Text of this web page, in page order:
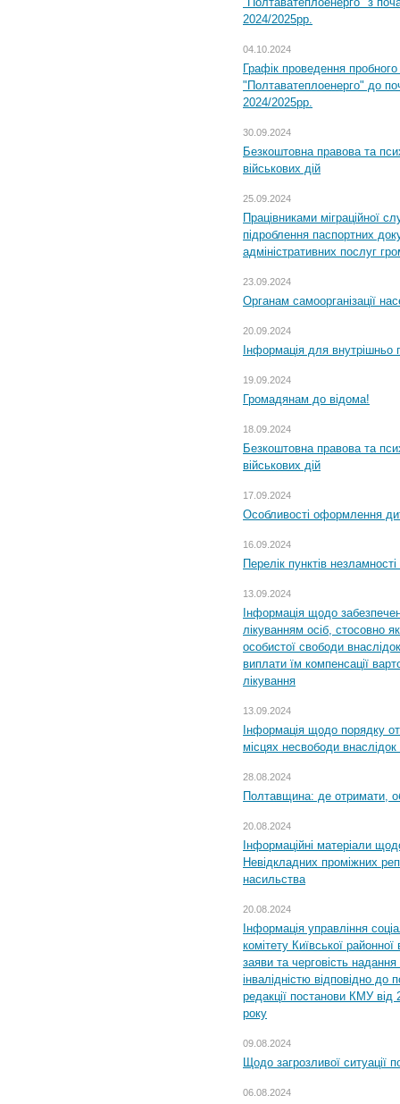
2024/2025рр.
04.10.2024
Графік проведення
"Полтаватеплоенерго" до
2024/2025рр.
30.09.2024
Безкоштовна правова та
військових дій
25.09.2024
Працівниками міграційної
підроблення паспортних
адміністративних послуг
23.09.2024
Органам самоорганізації
20.09.2024
Інформація для внутрішньо
19.09.2024
Громадянам до відома!
18.09.2024
Безкоштовна правова та
військових дій
17.09.2024
Особливості оформлення
16.09.2024
Перелік пунктів
13.09.2024
Інформація щодо
лікуванням осіб, стосовно
особистої свободи
виплати їм компенсації
лікування
13.09.2024
Інформація щодо порядку
місцях несвободи внаслідок
28.08.2024
Полтавщина: де отримати,
20.08.2024
Інформаційні матеріали
Невідкладних проміжних
насильства
20.08.2024
Інформація управління
комітету Київської
заяви та черговість надання
інвалідністю відповідно
редакції постанови КМУ
року
09.08.2024
Щодо загрозливої ситуації
06.08.2024